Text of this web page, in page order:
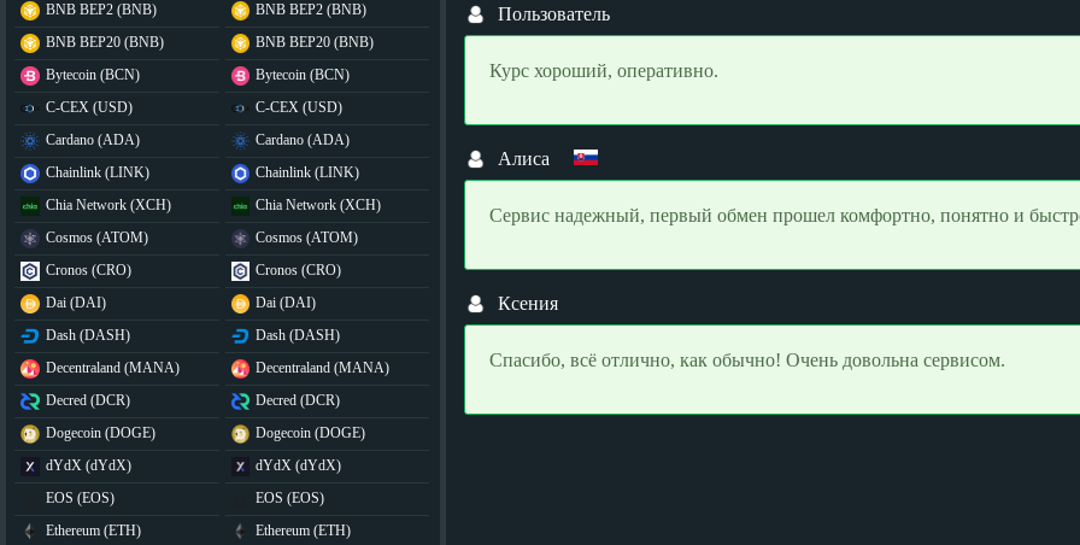
BNB BEP2 (BNB)
BNB BEP20 (BNB)
Bytecoin (BCN)
C-CEX (USD)
Cardano (ADA)
Chainlink (LINK)
Chia Network (XCH)
Cosmos (ATOM)
Cronos (CRO)
Dai (DAI)
Dash (DASH)
Decentraland (MANA)
Decred (DCR)
Dogecoin (DOGE)
dYdX (dYdX)
EOS (EOS)
Ethereum (ETH)
BNB BEP2 (BNB)
BNB BEP20 (BNB)
Bytecoin (BCN)
C-CEX (USD)
Cardano (ADA)
Chainlink (LINK)
Chia Network (XCH)
Cosmos (ATOM)
Cronos (CRO)
Dai (DAI)
Dash (DASH)
Decentraland (MANA)
Decred (DCR)
Dogecoin (DOGE)
dYdX (dYdX)
EOS (EOS)
Ethereum (ETH)
Пользователь
Курс хороший, оперативно.
Алиса
Сервис надежный, первый обмен прошел комфортно, понятно и
Ксения
Спасибо, всё отлично, как обычно! Очень довольна сервисом.